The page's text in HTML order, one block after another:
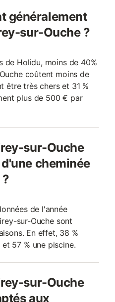
généralement
sur-Ouche ?
de Holidu, moins de 40%
coûtent moins de
être très chers et 31 %
plus de 500 € par
sur-Ouche
cheminée
de l'année
sur-Ouche sont
En effet, 38 %
57 % une piscine.
sur-Ouche
aux